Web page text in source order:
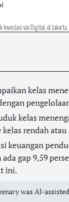
Investasi via Digital, di
kelas
kelas
rendah
keuangan
gap 9,59
ini.
was AI-